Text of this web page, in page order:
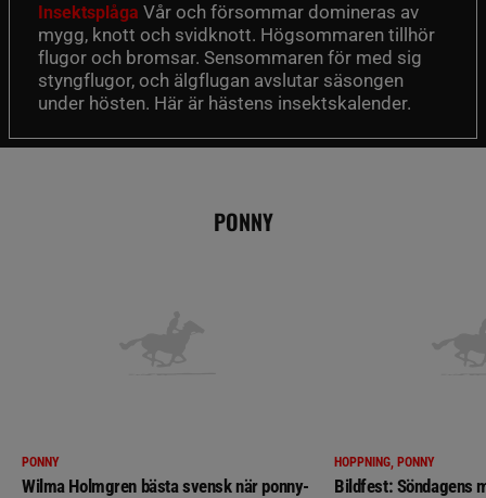
Insektsplåga Vår och försommar domineras av
mygg, knott och svidknott. Högsommaren tillhör
flugor och bromsar. Sensommaren för med sig
styngflugor, och älgflugan avslutar säsongen
under hösten. Här är hästens insektskalender.
PONNY
PONNY
Wilma Holmgren bästa svensk när ponny-
HOPPNING, PONNY
Bildfest: Söndagens